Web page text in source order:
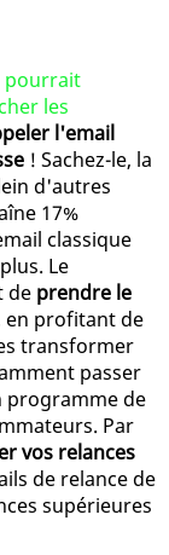
pourrait
les
l'email
! Sachez-le, la
d'autres
17%
classique
Le
de prendre le
en profitant de
transformer
passer
programme de
Par
vos relances
de relance de
supérieures